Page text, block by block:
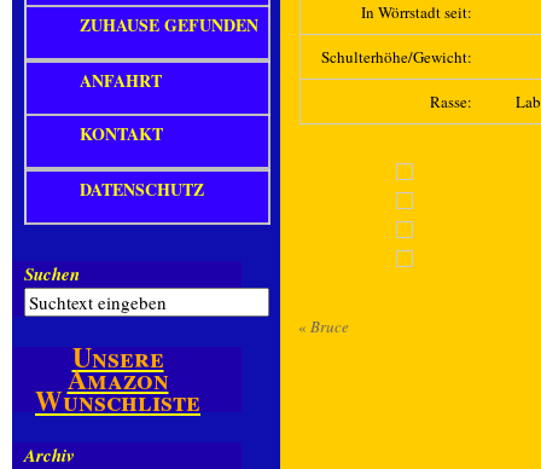
In Wörrstadt seit:
Schulterhöhe/Gewicht:
Rasse:
« Bruce
ZUHAUSE GEFUNDEN
ANFAHRT
KONTAKT
DATENSCHUTZ
Suchen
Unsere
Amazon
Wunschliste
Archiv